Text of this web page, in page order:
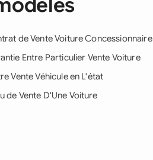
de Vente Voiture Concessionnaire
Entre Particulier Vente Voiture
Vente Véhicule en L'état
de Vente D'Une Voiture